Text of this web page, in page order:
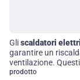
Gliscaldatori
garantire un
ventilazione.
sistemi di
prodotto